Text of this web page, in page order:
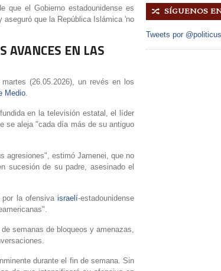
que el Gobierno estadounidense es
que la República Islámica 'no
AVANCES EN LAS
(26.05.2026), un revés en los
Medio.
en la televisión estatal, el líder
se aleja "cada día más de su antiguo
agresiones", estimó Jamenei, que no
sucesión de su padre, asesinado el
la ofensiva israelí-estadounidense
semanas de bloqueos y amenazas,
durante el fin de semana. Sin
🔀 SÍGUENOS
Tweets por